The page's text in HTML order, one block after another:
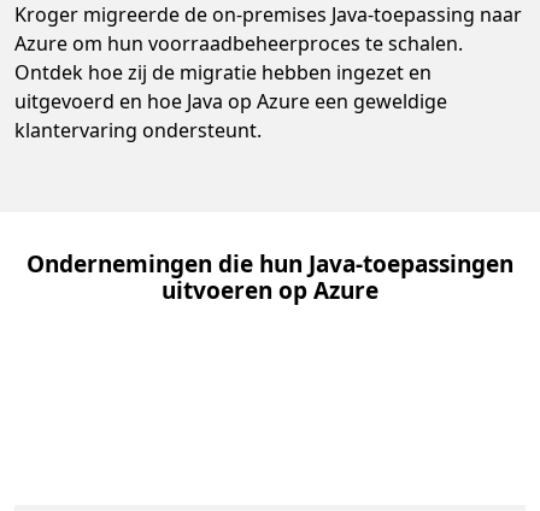
Kroger migreerde de on-premises Java-toepassing naar
Azure om hun voorraadbeheerproces te schalen.
Ontdek hoe zij de migratie hebben ingezet en
uitgevoerd en hoe Java op Azure een geweldige
klantervaring ondersteunt.
Ondernemingen die hun Java-toepassingen
uitvoeren op Azure